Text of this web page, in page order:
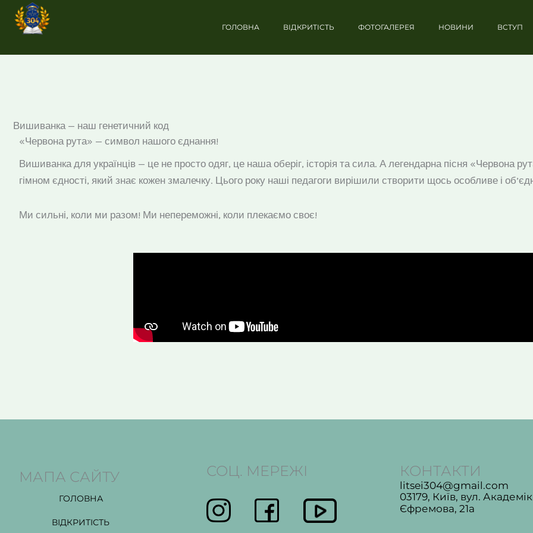
Перейти
ГОЛОВНА ВІДКРИТІСТЬ ФОТОГАЛЕРЕЯ НОВИНИ ВСТУП
Вишиванка — наш генетичний код
«Червона рута» — символ нашого єднання!
Вишиванка для українців — це не просто одяг, це наша оберіг, історія та сила. А легендарна пісня «Червона
гімном єдності, який знає кожен змалечку. Цього року наші педагоги вирішили створити щось особливе і
Ми сильні, коли ми разом! Ми непереможні, коли плекаємо своє!
МАПА САЙТУ
ГОЛОВНА
ВІДКРИТІСТЬ
СОЦ. МЕРЕЖІ КОНТАКТИ
litsei304@gmail.com
03179, Київ, вул.
Єфремова, 21а